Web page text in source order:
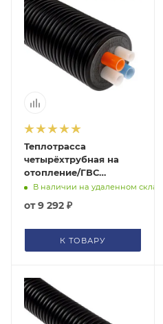
Теплотрасса
четырёхтрубная на
отопление/ГВС
Terrendis
В наличии на удаленном складе
от9 292 ₽
К ТОВАРУ